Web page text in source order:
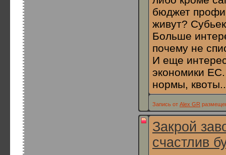
бюджет
живут?
Больше
почему не
И еще
экономики
нормы,
Запись от Alex GR
Закрой
счастлив